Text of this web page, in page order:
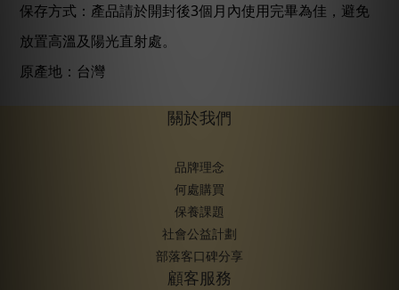
保存方式：產品請於開封後3個月內使用完畢為佳，避免
放置高溫及陽光直射處。
原產地：台灣
關於我們
品牌理念
何處購買
保養課題
社會公益計劃
部落客口碑分享
顧客服務